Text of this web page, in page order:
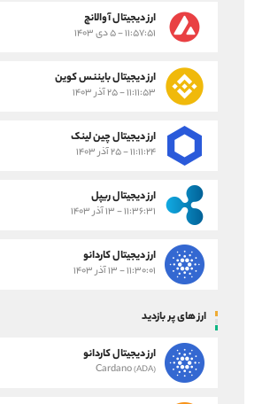
ارز دیجیتال آوالانچ
۱۱:۵۷:۵۱ - ۵ دی ۱۴۰۳
ارز دیجیتال بایننس کوین
۱۱:۱۱:۵۳ - ۲۵ آذر ۱۴۰۳
ارز دیجیتال چین لینک
۱۱:۱۱:۲۴ - ۲۵ آذر ۱۴۰۳
ارز دیجیتال ریپل
۱۱:۳۶:۳۱ - ۱۳ آذر ۱۴۰۳
ارز دیجیتال کاردانو
۱۱:۳۰:۰۱ - ۱۳ آذر ۱۴۰۳
ارز های پر بازدید
ارز دیجیتال کاردانو
Cardano(ADA)